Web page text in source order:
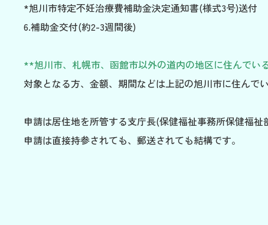
*旭川市特定不妊治療費補助金決定通知書(様式3号)送付
6.補助金交付(約2-3週間後)
**旭川市、札幌市、函館市以外の道内の地区に住んでい
対象となる方、金額、期間などは上記の旭川市に住んで
申請は居住地を所管する支庁長(保健福祉事務所保健福祉
申請は直接持参されても、郵送されても結構です。